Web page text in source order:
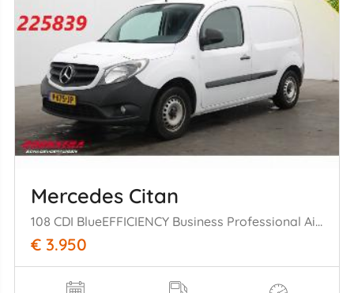
Mercedes Citan
108 CDI BlueEFFICIENCY Business Professional Airco Bluetooth
€ 3.950